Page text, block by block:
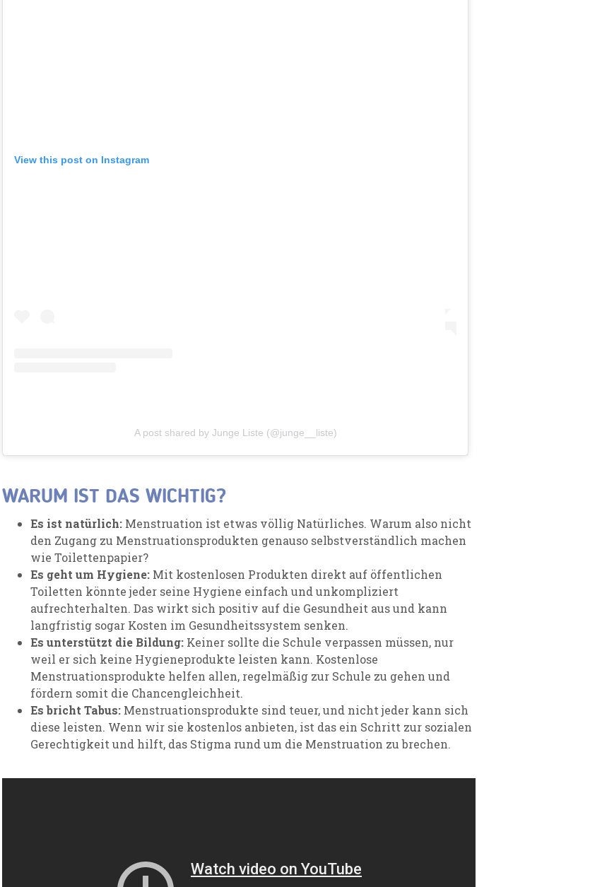
View this post on Instagram
A post shared by Junge Liste (@junge__liste)
WARUM IST DAS WICHTIG?
Es ist natürlich: Menstruation ist etwas völlig Natürliches. Warum also nicht
den Zugang zu Menstruationsprodukten genauso selbstverständlich machen
wie Toilettenpapier?
Es geht um Hygiene: Mit kostenlosen Produkten direkt auf öffentlichen
Toiletten könnte jeder seine Hygiene einfach und unkompliziert
aufrechterhalten. Das wirkt sich positiv auf die Gesundheit aus und kann
langfristig sogar Kosten im Gesundheitssystem senken.
Es unterstützt die Bildung: Keiner sollte die Schule verpassen müssen, nur
weil er sich keine Hygieneprodukte leisten kann. Kostenlose
Menstruationsprodukte helfen allen, regelmäßig zur Schule zu gehen und
fördern somit die Chancengleichheit.
Es bricht Tabus: Menstruationsprodukte sind teuer, und nicht jeder kann sich
diese leisten. Wenn wir sie kostenlos anbieten, ist das ein Schritt zur sozialen
Gerechtigkeit und hilft, das Stigma rund um die Menstruation zu brechen.